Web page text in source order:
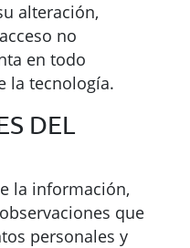
alteración,
no
en todo
la tecnología.
DEL
la información,
que
personales y